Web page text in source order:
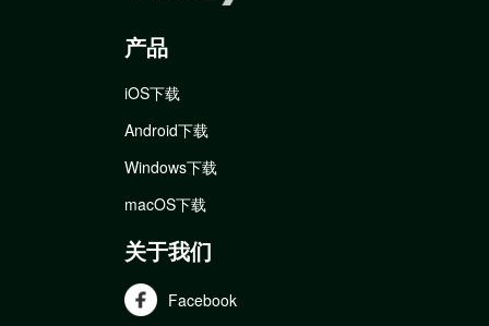
产品
iOS下载
Android下载
Windows下载
macOS下载
关于我们
Facebook